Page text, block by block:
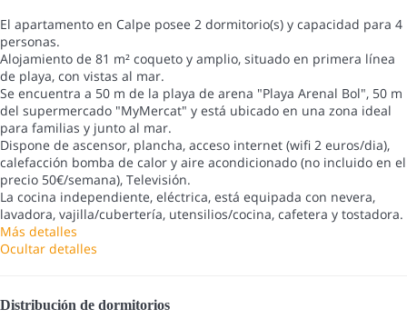
El apartamento en Calpe posee 2 dormitorio(s) y capacidad para 4
personas.
Alojamiento de 81 m² coqueto y amplio, situado en primera línea
de playa, con vistas al mar.
Se encuentra a 50 m de la playa de arena "Playa Arenal Bol", 50 m
del supermercado "MyMercat" y está ubicado en una zona ideal
para familias y junto al mar.
Dispone de ascensor, plancha, acceso internet (wifi 2 euros/dia),
calefacción bomba de calor y aire acondicionado (no incluido en el
precio 50€/semana), Televisión.
La cocina independiente, eléctrica, está equipada con nevera,
lavadora, vajilla/cubertería, utensilios/cocina, cafetera y tostadora.
Más detalles
Ocultar detalles
Distribución de dormitorios